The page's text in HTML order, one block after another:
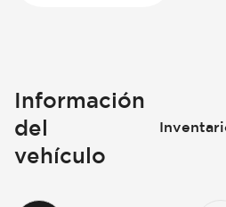
Información
del
vehículo